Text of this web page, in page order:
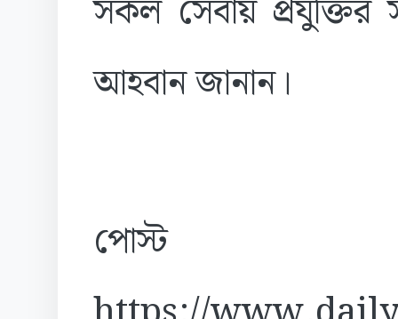
সকল সেবায় প্রযুক্তির
আহবান জানান।